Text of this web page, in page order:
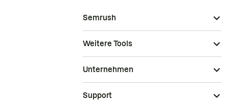
Semrush
Weitere Tools
Unternehmen
Support